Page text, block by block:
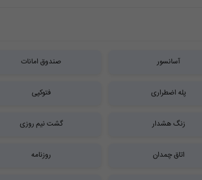
آسانسور صندوق امانات
پله اضطراری فتوکپی
زنگ هشدار گشت نیم روزی
اتاق چمدان روزنامه